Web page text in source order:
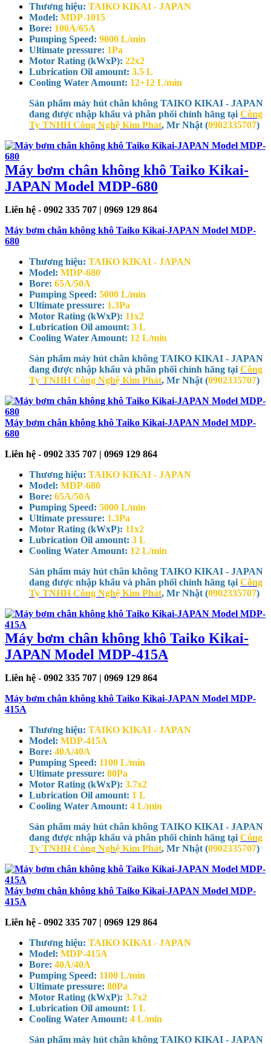
Thương hiệu: TAIKO KIKAI - JAPAN
Model: MDP-1015
Bore: 100A/65A
Pumping Speed: 9000 L/min
Ultimate pressure: 1Pa
Motor Rating (kWxP): 22x2
Lubrication Oil amount: 3.5 L
Cooling Water Amount: 12+12 L/min
Sản phẩm máy hút chân không TAIKO KIKAI - JAPAN
đang được nhập khẩu và phân phối chính hãng tại Công
Ty TNHH Công Nghệ Kim Phát, Mr Nhật (0902335707)
Máy bơm chân không khô Taiko Kikai-
JAPAN Model MDP-680
Liên hệ - 0902 335 707 | 0969 129 864
Máy bơm chân không khô Taiko Kikai-JAPAN Model MDP-
680
Thương hiệu: TAIKO KIKAI - JAPAN
Model: MDP-680
Bore: 65A/50A
Pumping Speed: 5000 L/min
Ultimate pressure: 1.3Pa
Motor Rating (kWxP): 11x2
Lubrication Oil amount: 3 L
Cooling Water Amount: 12 L/min
Sản phẩm máy hút chân không TAIKO KIKAI - JAPAN
đang được nhập khẩu và phân phối chính hãng tại Công
Ty TNHH Công Nghệ Kim Phát, Mr Nhật (0902335707)
Máy bơm chân không khô Taiko Kikai-JAPAN Model MDP-
680
Liên hệ - 0902 335 707 | 0969 129 864
Thương hiệu: TAIKO KIKAI - JAPAN
Model: MDP-680
Bore: 65A/50A
Pumping Speed: 5000 L/min
Ultimate pressure: 1.3Pa
Motor Rating (kWxP): 11x2
Lubrication Oil amount: 3 L
Cooling Water Amount: 12 L/min
Sản phẩm máy hút chân không TAIKO KIKAI - JAPAN
đang được nhập khẩu và phân phối chính hãng tại Công
Ty TNHH Công Nghệ Kim Phát, Mr Nhật (0902335707)
Máy bơm chân không khô Taiko Kikai-
JAPAN Model MDP-415A
Liên hệ - 0902 335 707 | 0969 129 864
Máy bơm chân không khô Taiko Kikai-JAPAN Model MDP-
415A
Thương hiệu: TAIKO KIKAI - JAPAN
Model: MDP-415A
Bore: 40A/40A
Pumping Speed: 1100 L/min
Ultimate pressure: 80Pa
Motor Rating (kWxP): 3.7x2
Lubrication Oil amount: 1 L
Cooling Water Amount: 4 L/min
Sản phẩm máy hút chân không TAIKO KIKAI - JAPAN
đang được nhập khẩu và phân phối chính hãng tại Công
Ty TNHH Công Nghệ Kim Phát, Mr Nhật (0902335707)
Máy bơm chân không khô Taiko Kikai-JAPAN Model MDP-
415A
Liên hệ - 0902 335 707 | 0969 129 864
Thương hiệu: TAIKO KIKAI - JAPAN
Model: MDP-415A
Bore: 40A/40A
Pumping Speed: 1100 L/min
Ultimate pressure: 80Pa
Motor Rating (kWxP): 3.7x2
Lubrication Oil amount: 1 L
Cooling Water Amount: 4 L/min
Sản phẩm máy hút chân không TAIKO KIKAI - JAPAN